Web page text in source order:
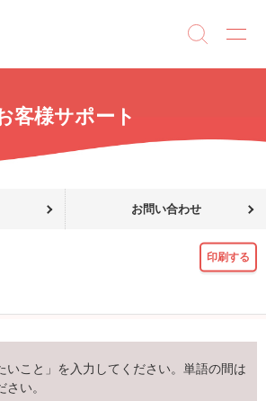
客様サポート
お問い合わせ
印刷する
いこと」を入力してください。単語の間は
い。